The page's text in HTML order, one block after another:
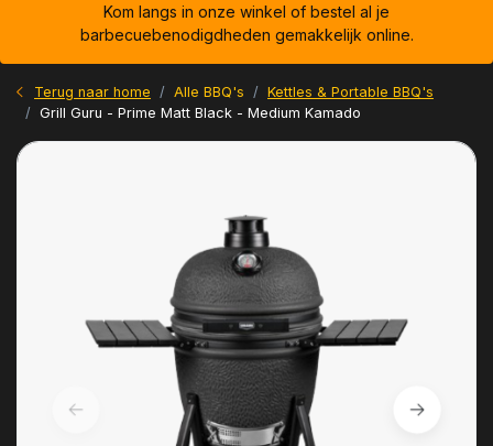
Kom langs in onze winkel of bestel al je
barbecuebenodigdheden gemakkelijk online.
Terug naar home Alle BBQ's
Kettles & Portable BBQ's
Grill Guru - Prime Matt Black - Medium Kamado